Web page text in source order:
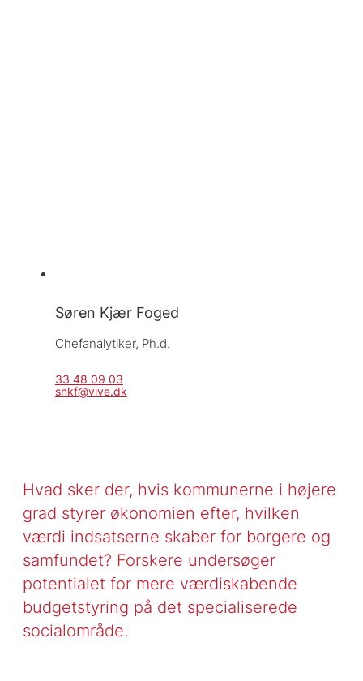
Søren Kjær Foged
Chefanalytiker, Ph.d.
33 48 09 03
snkf@vive.dk
Hvad sker der, hvis kommunerne i højere
grad styrer økonomien efter, hvilken
værdi indsatserne skaber for borgere og
samfundet? Forskere undersøger
potentialet for mere værdiskabende
budgetstyring på det specialiserede
socialområde.